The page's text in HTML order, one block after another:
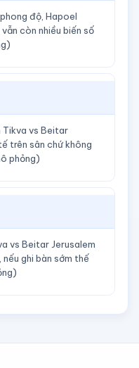
độ, Hapoel
còn nhiều biến số
Tikva vs Beitar
trên sân chứ không
phỏng)
vs Beitar Jerusalem
ghi bàn sớm thế